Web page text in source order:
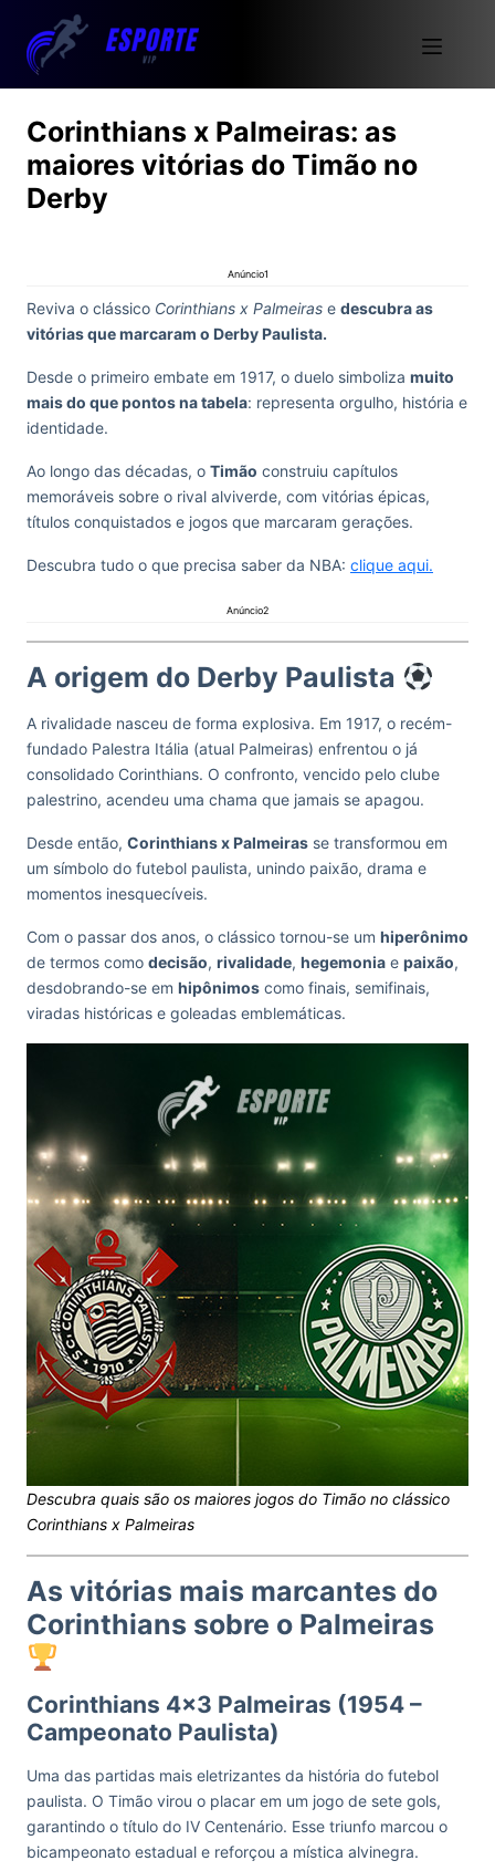
Corinthians x Palmeiras: as
maiores vitórias do Timão no
Derby
Anúncio1
Reviva o clássico Corinthians x Palmeiras e descubra as
vitórias que marcaram o Derby Paulista.
Desde o primeiro embate em 1917, o duelo simboliza muito
mais do que pontos na tabela: representa orgulho, história e
identidade.
Ao longo das décadas, o Timão construiu capítulos
memoráveis sobre o rival alviverde, com vitórias épicas,
títulos conquistados e jogos que marcaram gerações.
Descubra tudo o que precisa saber da NBA: clique aqui.
Anúncio2
A origem do Derby Paulista
A rivalidade nasceu de forma explosiva. Em 1917, o recém-
fundado Palestra Itália (atual Palmeiras) enfrentou o já
consolidado Corinthians. O confronto, vencido pelo clube
palestrino, acendeu uma chama que jamais se apagou.
Desde então, Corinthians x Palmeiras se transformou em
um símbolo do futebol paulista, unindo paixão, drama e
momentos inesquecíveis.
Com o passar dos anos, o clássico tornou-se um hiperônimo
de termos como decisão, rivalidade, hegemonia e paixão,
desdobrando-se em hipônimos como finais, semifinais,
viradas históricas e goleadas emblemáticas.
Descubra quais são os maiores jogos do Timão no clássico
Corinthians x Palmeiras
As vitórias mais marcantes do
Corinthians sobre o Palmeiras
Corinthians 4×3 Palmeiras (1954 –
Campeonato Paulista)
Uma das partidas mais eletrizantes da história do futebol
paulista. O Timão virou o placar em um jogo de sete gols,
garantindo o título do IV Centenário. Esse triunfo marcou o
bicampeonato estadual e reforçou a mística alvinegra.